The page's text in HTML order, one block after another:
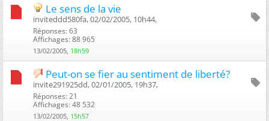
Le sens de la vie
inviteddd580fa, 02/02/2005, 10h44, ‎
Réponses: 63
Affichages: 88 965
13/02/2005, 18h59
Peut-on se fier au sentiment de liberté?
invite291925dd, 02/01/2005, 19h37, ‎
Réponses: 21
Affichages: 48 532
13/02/2005, 15h57